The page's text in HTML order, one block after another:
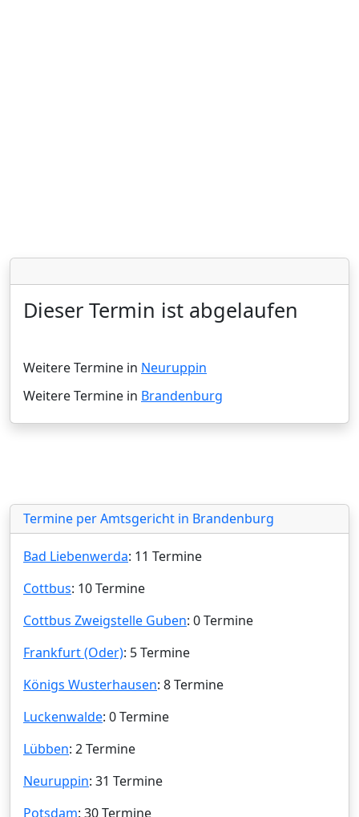
Dieser Termin ist abgelaufen
Weitere Termine in Neuruppin
Weitere Termine in Brandenburg
Termine per Amtsgericht in Brandenburg
Bad Liebenwerda: 11 Termine
Cottbus: 10 Termine
Cottbus Zweigstelle Guben: 0 Termine
Frankfurt (Oder): 5 Termine
Königs Wusterhausen: 8 Termine
Luckenwalde: 0 Termine
Lübben: 2 Termine
Neuruppin: 31 Termine
Potsdam: 30 Termine